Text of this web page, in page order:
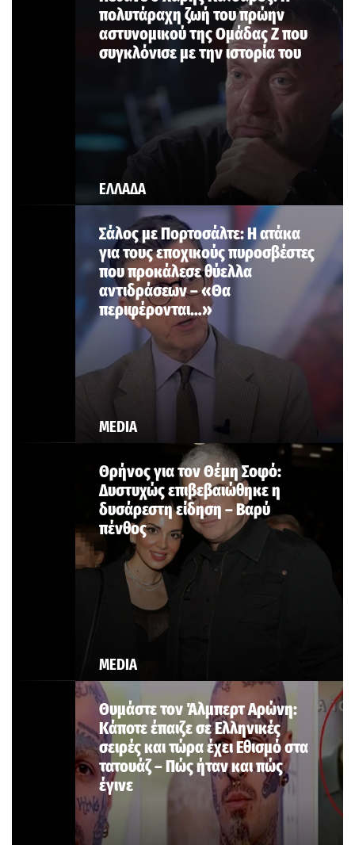
ΕΛΛΑΔΑ
πολυτάραχη ζωή του πρώην
αστυνομικού της Ομάδας Ζ που
συγκλόνισε με την ιστορία του
MEDIA
Σάλος με Πορτοσάλτε: Η ατάκα
για τους εποχικούς πυροσβέστες
που προκάλεσε θύελλα
αντιδράσεων – «Θα
περιφέρονται…»
MEDIA
Θρήνος για τον Θέμη Σοφό:
Δυστυχώς επιβεβαιώθηκε η
δυσάρεστη είδηση – Βαρύ
πένθος
Θυμάστε τον Άλμπερτ Αρώνη:
Κάποτε έπαιζε σε Ελληνικές
σειρές και τώρα έχει Εθισμό στα
τατουάζ – Πώς ήταν και πώς
έγινε